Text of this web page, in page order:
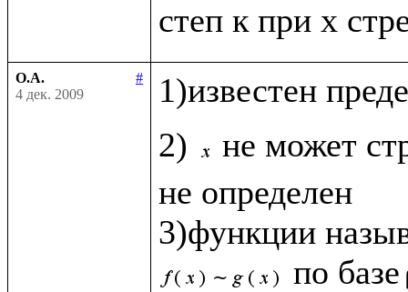
О.А.
#
4 дек. 2009
1)известен
2)
не может
не определен
3)функции
по базе